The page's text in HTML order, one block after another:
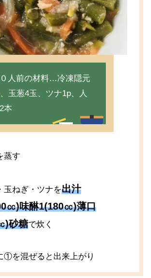
人前の材料…冷凍隠元
玉葱4玉、ツナ1p、人
本
蒸す
ねぎ・ツナを出汁
㏄)味醂1(180㏄)薄口
)砂糖で炊く
を混ぜると出来上がり